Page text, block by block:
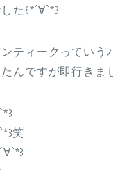
た꒰*´∀`*꒱
ティークっていう
んですが即行きま
笑